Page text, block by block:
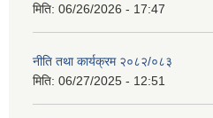
मिति: 06/26/2026 - 17:47
नीति तथा कार्यक्रम २०८२/०८३
मिति: 06/27/2025 - 12:51